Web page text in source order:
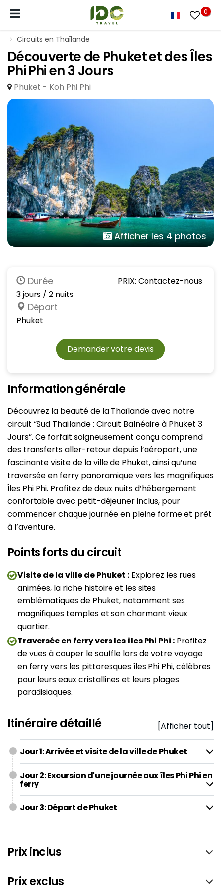
0
Circuits en Thaïlande
Découverte de Phuket et des Îles
Phi Phi en 3 Jours
Phuket - Koh Phi Phi
Afficher les 4 photos
Durée
3 jours / 2 nuits
Départ
Phuket
PRIX: Contactez-nous
Demander votre devis
Information générale
Découvrez la beauté de la Thaïlande avec notre
circuit “Sud Thaïlande : Circuit Balnéaire à Phuket 3
Jours”. Ce forfait soigneusement conçu comprend
des transferts aller-retour depuis l’aéroport, une
fascinante visite de la ville de Phuket, ainsi qu’une
traversée en ferry panoramique vers les magnifiques
Îles Phi Phi. Profitez de deux nuits d’hébergement
confortable avec petit-déjeuner inclus, pour
commencer chaque journée en pleine forme et prêt
à l’aventure.
Points forts du circuit
Visite de la ville de Phuket : Explorez les rues
animées, la riche histoire et les sites
emblématiques de Phuket, notamment ses
magnifiques temples et son charmant vieux
quartier.
Traversée en ferry vers les îles Phi Phi : Profitez
de vues à couper le souffle lors de votre voyage
en ferry vers les pittoresques îles Phi Phi, célèbres
pour leurs eaux cristallines et leurs plages
paradisiaques.
Itinéraire détaillé [Afficher tout]
Jour 1: Arrivée et visite de la ville de Phuket
Jour 2: Excursion d'une journée aux îles Phi Phi en
ferry
Jour 3: Départ de Phuket
Prix inclus
Prix exclus